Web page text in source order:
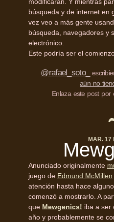
búsqueda y de internet en
vez veo a más gente
búsqueda, navegadores y
electrónico.
Este podría ser el
@rafael_soto_
aún no
Enlaza este post por
MAR. 17
Anunciado originalmente
juego de Edmund McMillen
atención hasta hace
comenzó a mostrarlo. A
que Mewgenics! iba a ser
año y probablemente se